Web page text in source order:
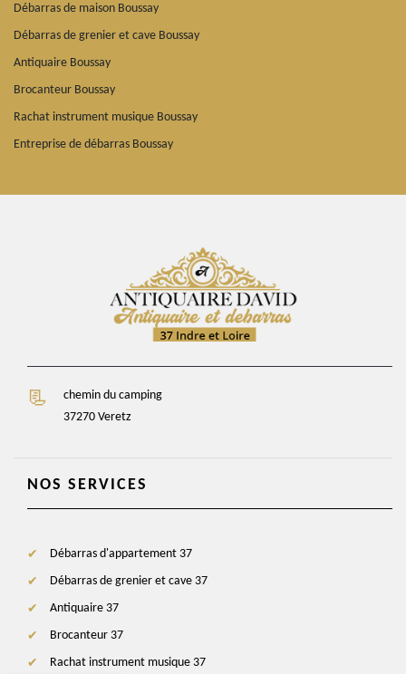
Débarras de maison Boussay
Débarras de grenier et cave Boussay
Antiquaire Boussay
Brocanteur Boussay
Rachat instrument musique Boussay
Entreprise de débarras Boussay
chemin du camping
37270 Veretz
NOS SERVICES
Débarras d'appartement 37
Débarras de grenier et cave 37
Antiquaire 37
Brocanteur 37
Rachat instrument musique 37